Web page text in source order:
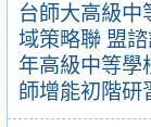
台師大高級中
域策略聯 盟
年高級中等學
師增能初階研